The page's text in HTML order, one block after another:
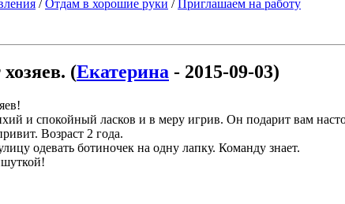
/Отдам в хорошие руки /Приглашаем на работу
(Екатерина - 2015-09-03)
и спокойный ласков и в меру игрив. Он подарит вам
Возраст 2 года.
одевать ботиночек на одну лапку. Команду знает.